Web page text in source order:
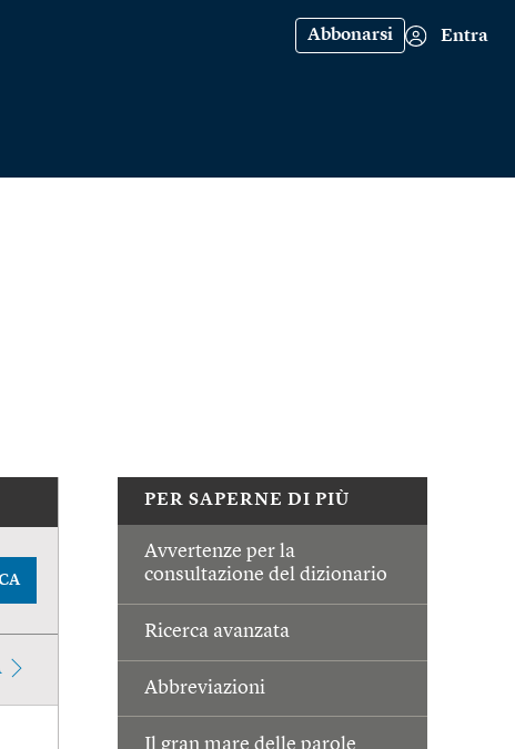
Abbonarsi Entra
PER SAPERNE DI PIÙ
Avvertenze per la
consultazione del dizionario
Ricerca avanzata
Abbreviazioni
Il gran mare delle parole